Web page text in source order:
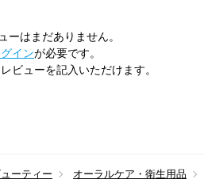
ーはまだありません。
インが必要です。
ビューを記入いただけます。
ーティー オーラルケア・衛生用品